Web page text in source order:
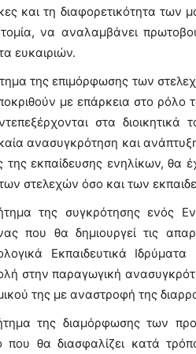
και τη διαφορετικότητα των
να αναλαμβάνει
ευκαιριών.
της επιμόρφωσης των
με επάρκεια στο ρόλο
στα
ανασυγκρότηση και
της εκπαίδευσης ενηλίκων, θα
στελεχών όσο και των
της συγκρότησης ενός
που θα δημιουργεί τις
Εκπαιδευτικά
στην παραγωγική
της με αναστροφή της
της διαμόρφωσης των
που θα διασφαλίζει κατά